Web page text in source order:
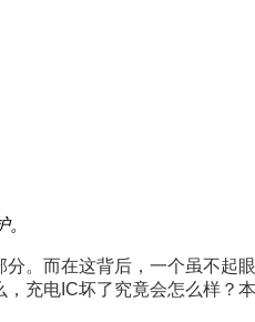
分。而在这背后，一个虽不
充电IC坏了究竟会怎么样？